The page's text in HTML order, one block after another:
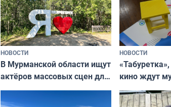
НОВОСТИ
В Мурманской области ищут
актёров массовых сцен для
съёмок в
короткометражном фильме
НОВОСТИ
кино ждут
выходные